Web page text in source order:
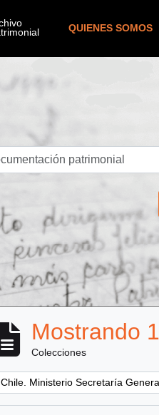
QUIENES SOMOS
Mostrando
Colecciones
Remove filter:
Chile. Ministerio Secretaría